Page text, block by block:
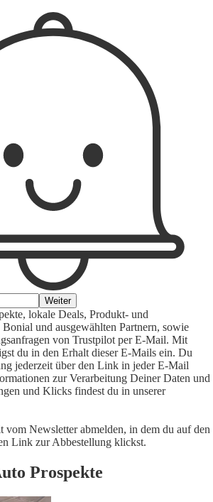
Weiter
lokale Deals, Produkt- und
und ausgewählten Partnern, sowie
von Trustpilot per E-Mail. Mit
du in den Erhalt dieser E-Mails ein. Du
jederzeit über den Link in jeder E-Mail
zur Verarbeitung Deiner Daten und
und Klicks findest du in unserer
vom Newsletter abmelden, in dem du auf den
Link zur Abbestellung klickst.
Prospekte